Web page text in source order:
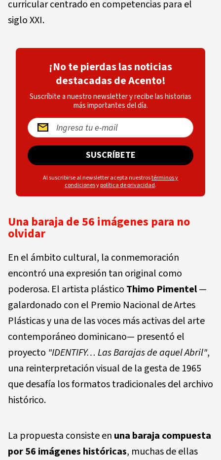
curricular centrado en competencias para el
siglo XXI.
¡No te pierdas las noticias
destacadas de Acento!
Suscríbite a nuestro newsletter y recibe las historias
más importantes del día.
SUSCRÍBETE
Al suscribirse al newsletter acepta nuestrostérminos y
condicionesypolítica de privacidad.
Una baraja de 56 imágenes para no
olvidar
En el ámbito cultural, la conmemoración
encontró una expresión tan original como
poderosa. El artista plástico Thimo Pimentel—
galardonado con el Premio Nacional de Artes
Plásticas y una de las voces más activas del arte
contemporáneo dominicano— presentó el
proyecto "IDENTIFY… Las Barajas de aquel Abril",
una reinterpretación visual de la gesta de 1965
que desafía los formatos tradicionales del archivo
histórico.
La propuesta consiste en una baraja compuesta
por56 imágenes históricas, muchas de ellas